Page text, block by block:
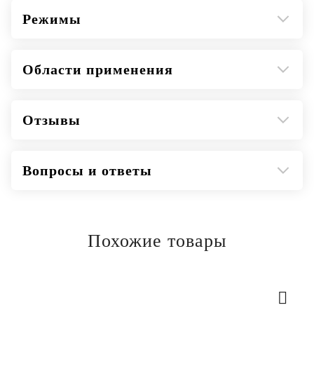
Режимы
Области применения
Отзывы
Вопросы и ответы
Похожие товары